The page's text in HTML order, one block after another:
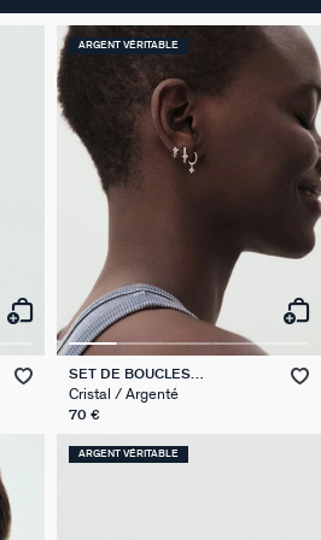
ARGENT VÉRITABLE
SET DE BOUCLES
D'OREILLES BELOVED MIX &
MATCH
Cristal / Argenté
70 €
ARGENT VÉRITABLE